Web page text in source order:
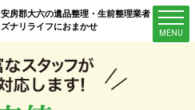
安房郡大六の遺品整理・生前整理業者はキ
ズナリライフにおまかせ